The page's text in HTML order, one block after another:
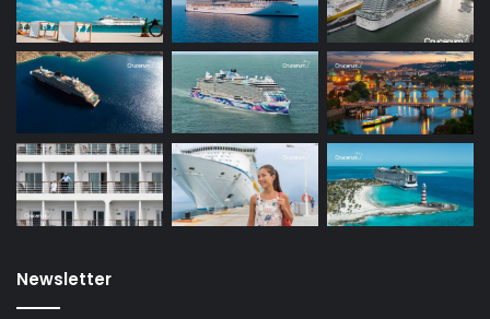
Newsletter